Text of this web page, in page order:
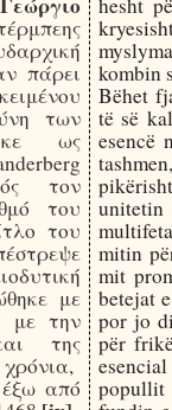
πάρει
των
ως
τον
του
του
με
με την
της
από
hesht
kombin
Bëhet
të së
esencë
mitin
mit
betejat
por jo
për
popullit